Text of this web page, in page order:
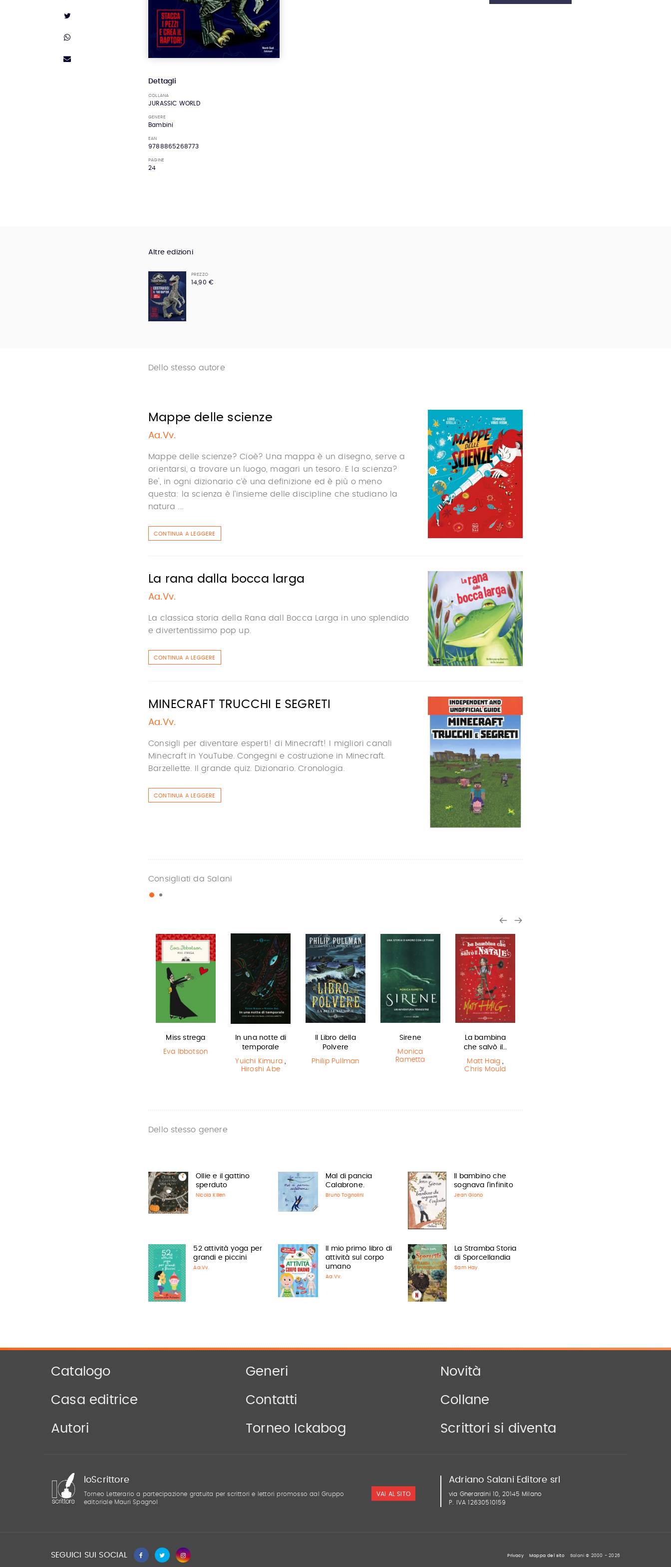
Dettagli
COLLANA
JURASSIC WORLD
GENERE
Bambini
EAN
9788865268773
PAGINE
24
Altre edizioni
PREZZO
14,90 €
Dello stesso autore
Mappe delle scienze
Aa.Vv.
Mappe delle scienze? Cioè? Una mappa è un disegno, serve a
orientarsi, a trovare un luogo, magari un tesoro. E la scienza?
Be', in ogni dizionario c’è una definizione ed è più o meno
questa: la scienza è l’insieme delle discipline che studiano la
natura ...
CONTINUA A LEGGERE
La rana dalla bocca larga
Aa.Vv.
La classica storia della Rana dall Bocca Larga in uno splendido
e divertentissimo pop up.
CONTINUA A LEGGERE
MINECRAFT TRUCCHI E SEGRETI
Aa.Vv.
Consigli per diventare esperti! di Minecraft! I migliori canali
Minecraft in YouTube. Congegni e costruzione in Minecraft.
Barzellette. Il grande quiz. Dizionario. Cronologia.
CONTINUA A LEGGERE
Consigliati da Salani
Miss strega
Eva Ibbotson
In una notte di
temporale
Yuichi Kimura ,
Hiroshi Abe
Il Libro della
Polvere
Philip Pullman
Sirene
Monica
Rametta
La bambina
che salvò il…
Matt Haig ,
Chris Mould
Dello stesso genere
Ollie e il gattino
sperduto
Nicola Killen
Mal di pancia
Calabrone.
Bruno Tognolini
Il bambino che
sognava l'infinito
Jean Giono
52 attività yoga per
grandi e piccini
Aa.Vv.
Il mio primo libro di
attività sul corpo
umano
Aa.Vv.
La Stramba Storia
di Sporcellandia
Sam Hay
Catalogo Generi Novità
Casa editrice Contatti Collane
Autori Torneo Ickabog Scrittori si diventa
IoScrittore
Torneo Letterario a partecipazione gratuita per scrittori e lettori promosso dal Gruppo
editoriale Mauri Spagnol
VAI AL SITO
Adriano Salani Editore srl
via Gherardini 10, 20145 Milano
P. IVA 12630510159
SEGUICI SUI SOCIAL Privacy Mappa del sito Salani © 2000 - 2026